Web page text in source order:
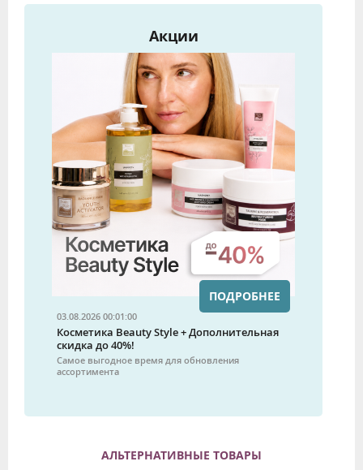
Акции
03.08.2026 00:01:00
Косметика Beauty Style + Дополнительная
скидка до 40%!
Самое выгодное время для обновления
ассортимента
ПОДРОБНЕЕ
АЛЬТЕРНАТИВНЫЕ ТОВАРЫ